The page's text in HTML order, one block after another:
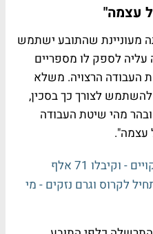
עצמה"
מעוניינת שהתובע ישתמש
עליה לספק לו מספריים
העבודה הרצויה. משלא
להשתמש לצורך כך בסכין,
מהי שיטת העבודה
עצמה".
120 שנים התחיל לקרוס וגרם נזקים - מי